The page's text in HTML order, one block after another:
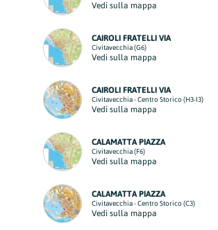
Vedi sulla mappa
CAIROLI FRATELLI VIA
Civitavecchia (G6)
Vedi sulla mappa
CAIROLI FRATELLI VIA
Civitavecchia - Centro Storico (H3-I3)
Vedi sulla mappa
CALAMATTA PIAZZA
Civitavecchia (F6)
Vedi sulla mappa
CALAMATTA PIAZZA
Civitavecchia - Centro Storico (C3)
Vedi sulla mappa